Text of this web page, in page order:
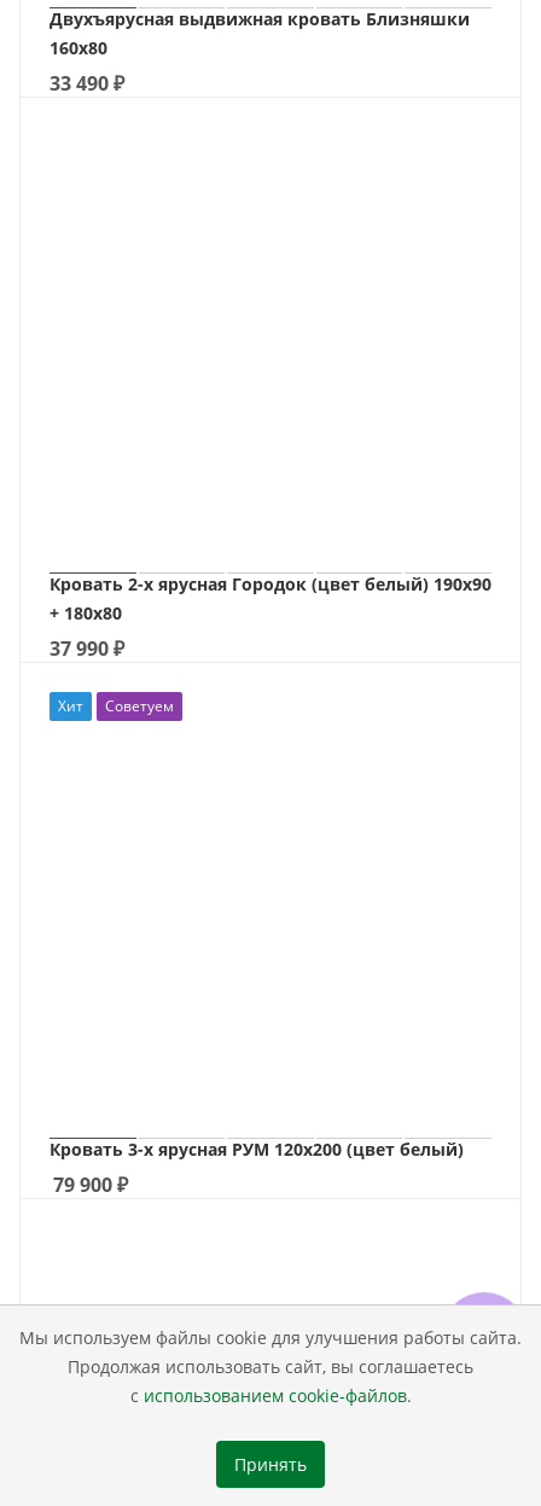
Мы используем файлы cookie для улучшения работы сайта.
Продолжая использовать сайт, вы соглашаетесь
с использованием cookie-файлов.
Принять
Двухъярусная выдвижная кровать Близняшки
160х80
33 490₽
Кровать 2-х ярусная Городок (цвет белый) 190х90
+ 180х80
37 990₽
Хит Советуем
Кровать 3-х ярусная РУМ 120х200 (цвет белый)
79 900₽